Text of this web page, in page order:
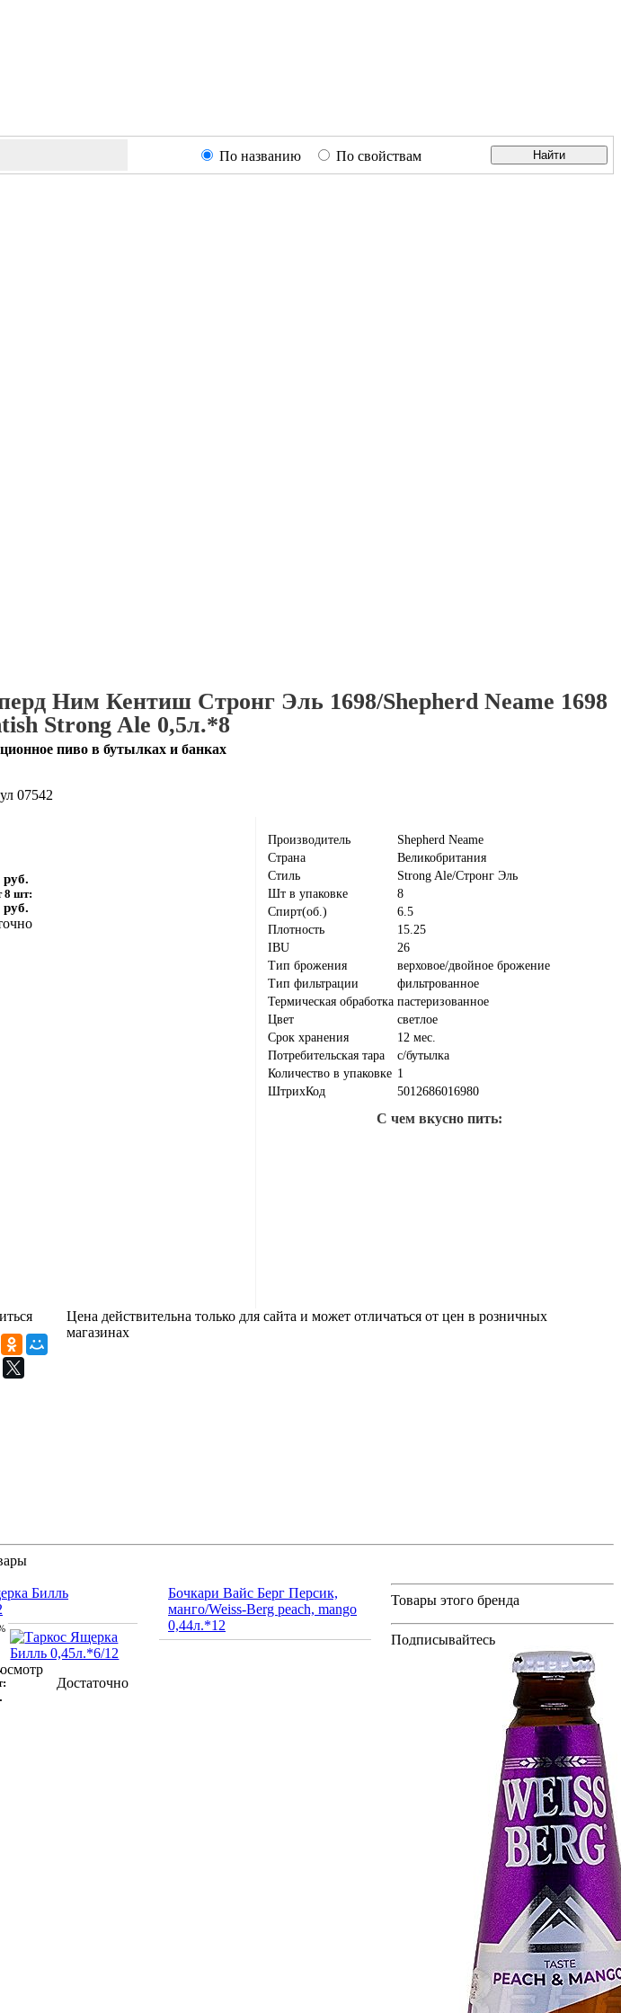
По названию По свойствам Найти
Ним Кентиш Стронг Эль 1698/Shepherd Neame 1698
Strong Ale 0,5л.*8
пиво в бутылках и банках
07542
руб.
8 шт:
руб.
Производитель
Shepherd Neame
Страна
Великобритания
Стиль
Strong Ale/Стронг Эль
Шт в упаковке
8
Спирт(об.)
6.5
Плотность
15.25
IBU
26
Тип брожения
верховое/двойное брожение
Тип фильтрации
фильтрованное
Термическая обработка пастеризованное
Цвет
светлое
Срок хранения
12 мес.
Потребительская тара
с/бутылка
Количество в упаковке 1
ШтрихКод
5012686016980
С чем вкусно пить:
Цена действительна только для сайта и может отличаться от цен в розничных
магазинах
Билль
Достаточно
Бочкари Вайс Берг Персик,
манго/Weiss-Berg peach, mango
0,44л.*12
Товары этого бренда
Подписывайтесь
Акции и спецпредложения
Сообщения
Сообщения от
Чрезмерное употребление
алкоголя вредит Вашему
+7 903-666-2-444Заказать звонок
info@pivocom.ru
Условия оплаты